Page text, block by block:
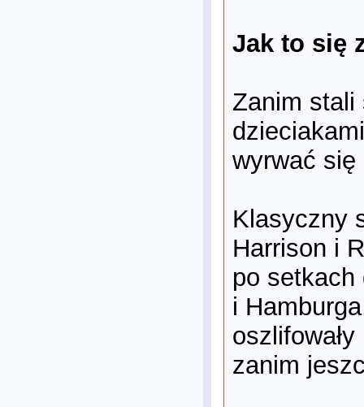
Jak to się
Zanim stali
wyrwać się
Klasyczny
Harrison i
po setkach
i
zanim